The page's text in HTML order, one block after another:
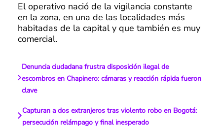
El operativo nació de la vigilancia constante
en la zona, en una de las localidades más
habitadas de la capital y que también es muy
comercial.
Denuncia ciudadana frustra disposición ilegal de
escombros en Chapinero: cámaras y reacción rápida fueron
clave
Capturan a dos extranjeros tras violento robo en Bogotá:
persecución relámpago y final inesperado